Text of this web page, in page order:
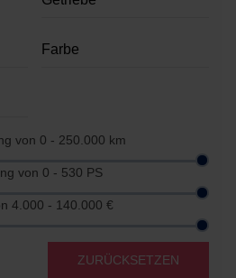
von 0 - 250.000 km
von 0 - 530 PS
4.000 - 140.000 €
ZURÜCKSETZEN